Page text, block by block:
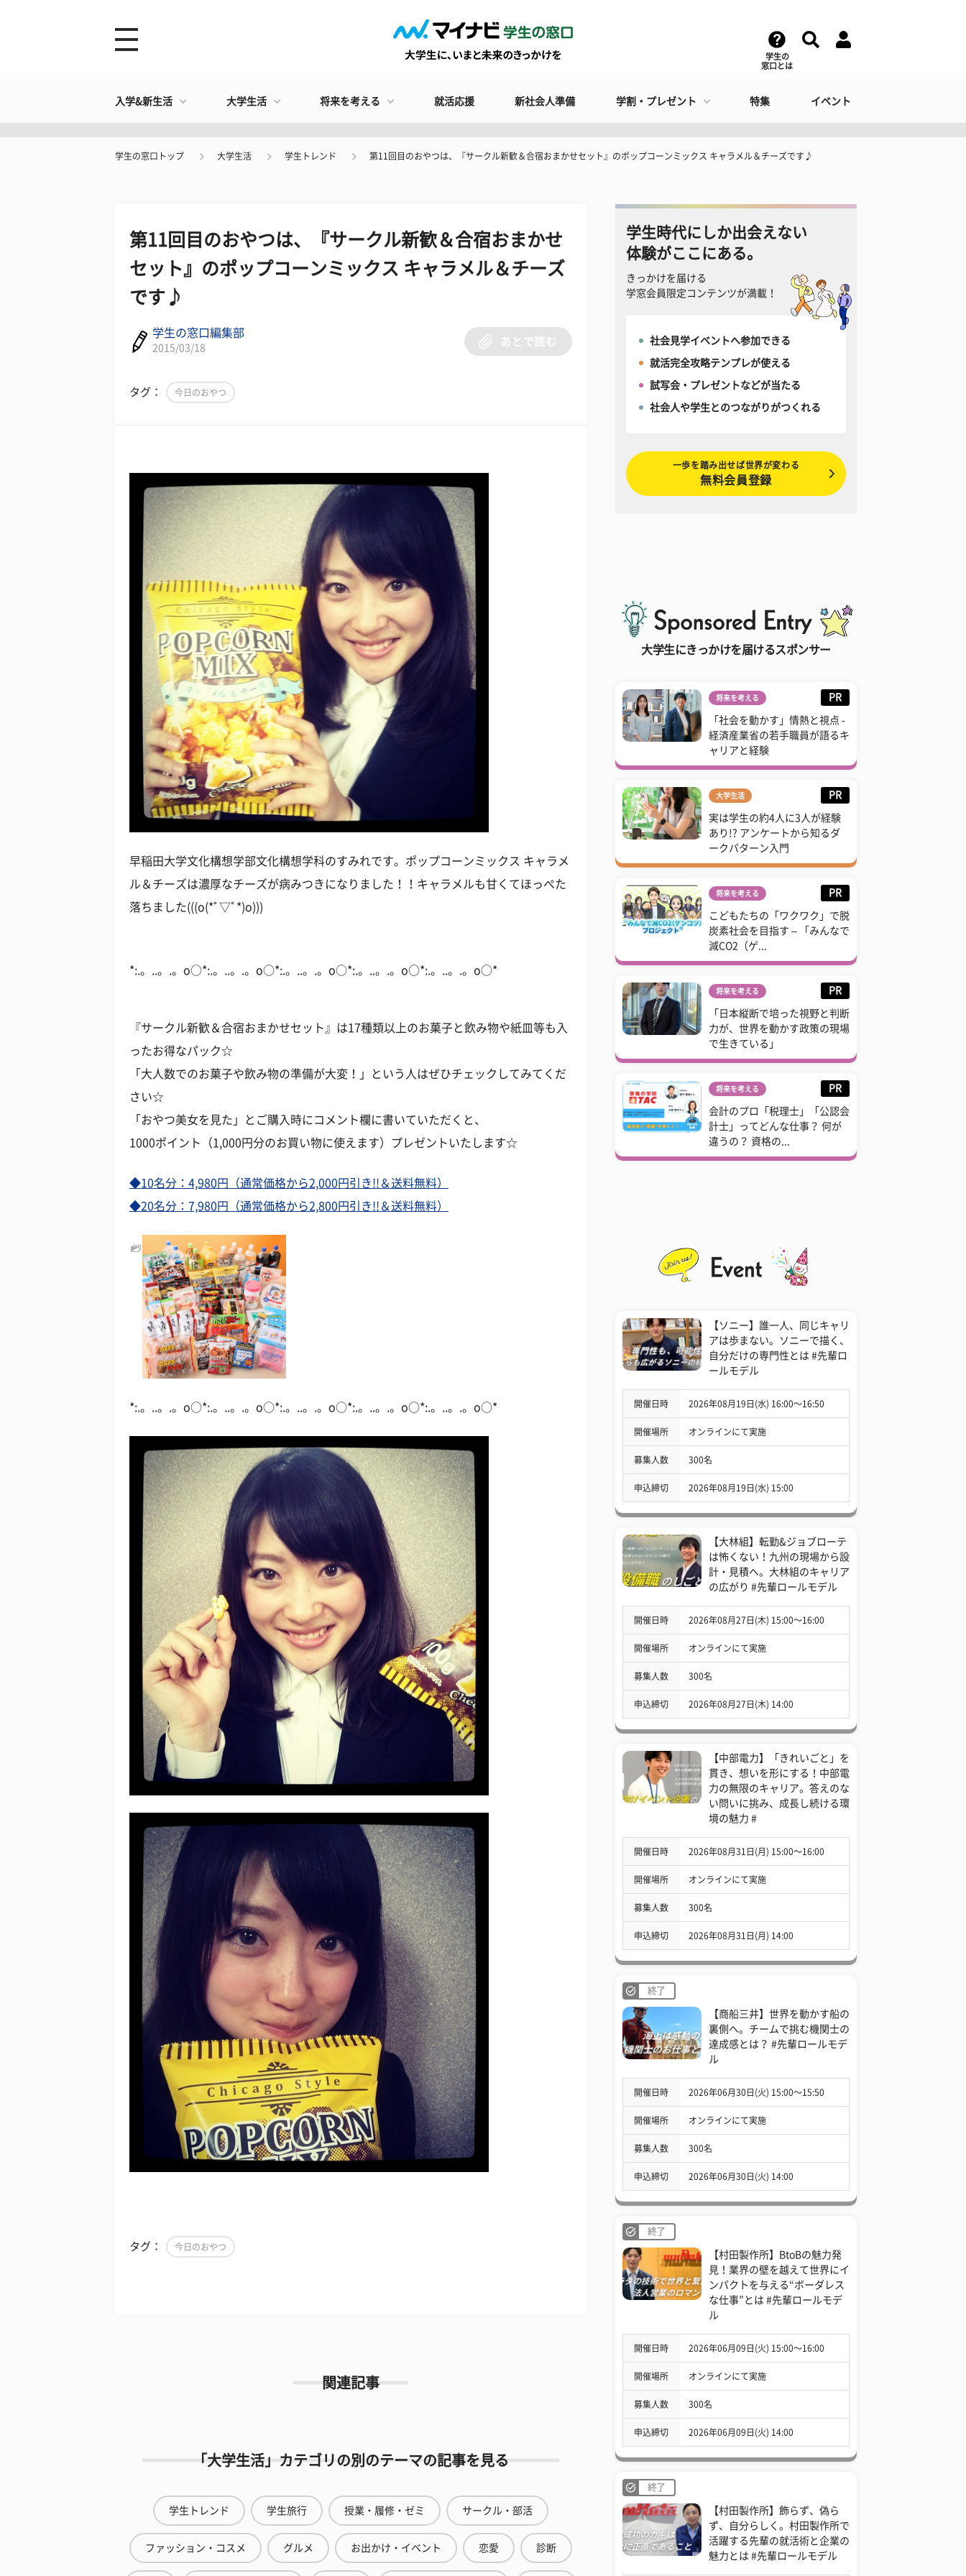
学生の
窓口とは
入学&新生活 大学生活 将来を考える 就活応援 新社会人準備 学割・プレゼント 特集 イベント
学生の窓口トップ 大学生活 学生トレンド 第11回目のおやつは、『サークル新歓＆合宿おまかせセット』のポップコーンミックス キャラメル＆チーズです♪
第11回目のおやつは、『サークル新歓＆合宿おまかせ
セット』のポップコーンミックス キャラメル＆チーズ
です♪
学生の窓口編集部
2015/03/18
あとで読む
タグ： 今日のおやつ
早稲田大学文化構想学部文化構想学科のすみれです。ポップコーンミックス キャラメ
ル＆チーズは濃厚なチーズが病みつきになりました！！キャラメルも甘くてほっぺた
落ちました(((o(*ﾟ▽ﾟ*)o)))
*:.。..。.。o○*:.。..。.。o○*:.。..。.。o○*:.。..。.。o○*:.。..。.。o○*
『サークル新歓＆合宿おまかせセット』は17種類以上のお菓子と飲み物や紙皿等も入
ったお得なパック☆
「大人数でのお菓子や飲み物の準備が大変！」という人はぜひチェックしてみてくだ
さい☆
「おやつ美女を見た」とご購入時にコメント欄に書いていただくと、
1000ポイント（1,000円分のお買い物に使えます）プレゼントいたします☆
◆10名分：4,980円（通常価格から2,000円引き!!＆送料無料）
◆20名分：7,980円（通常価格から2,800円引き!!＆送料無料）
*:.。..。.。o○*:.。..。.。o○*:.。..。.。o○*:.。..。.。o○*:.。..。.。o○*
タグ： 今日のおやつ
関連記事
「大学生活」カテゴリの別のテーマの記事を見る
学生トレンド 学生旅行 授業・履修・ゼミ サークル・部活
ファッション・コスメ グルメ お出かけ・イベント 恋愛 診断
学生時代にしか出会えない
体験がここにある。
きっかけを届ける
学窓会員限定コンテンツが満載！
社会見学イベントへ参加できる
就活完全攻略テンプレが使える
試写会・プレゼントなどが当たる
社会人や学生とのつながりがつくれる
一歩を踏み出せば世界が変わる
無料会員登録
大学生にきっかけを届けるスポンサー
将来を考える PR
「社会を動かす」情熱と視点 -
経済産業省の若手職員が語るキ
ャリアと経験
大学生活 PR
実は学生の約4人に3人が経験
あり!? アンケートから知るダ
ークパターン入門
将来を考える PR
こどもたちの「ワクワク」で脱
炭素社会を目指す – 「みんなで
減CO2（ゲ...
将来を考える PR
「日本縦断で培った視野と判断
力が、世界を動かす政策の現場
で生きている」
将来を考える PR
会計のプロ「税理士」「公認会
計士」ってどんな仕事？ 何が
違うの？ 資格の...
【ソニー】誰一人、同じキャリ
アは歩まない。ソニーで描く、
自分だけの専門性とは #先輩ロ
ールモデル
開催日時 2026年08月19日(水) 16:00〜16:50
開催場所 オンラインにて実施
募集人数 300名
申込締切 2026年08月19日(水) 15:00
【大林組】転勤&ジョブローテ
は怖くない！九州の現場から設
計・見積へ。大林組のキャリア
の広がり #先輩ロールモデル
開催日時 2026年08月27日(木) 15:00〜16:00
開催場所 オンラインにて実施
募集人数 300名
申込締切 2026年08月27日(木) 14:00
【中部電力】「きれいごと」を
貫き、想いを形にする！中部電
力の無限のキャリア。答えのな
い問いに挑み、成長し続ける環
境の魅力 #
開催日時 2026年08月31日(月) 15:00〜16:00
開催場所 オンラインにて実施
募集人数 300名
申込締切 2026年08月31日(月) 14:00
終了
【商船三井】世界を動かす船の
裏側へ。チームで挑む機関士の
達成感とは？ #先輩ロールモデ
ル
開催日時 2026年06月30日(火) 15:00〜15:50
開催場所 オンラインにて実施
募集人数 300名
申込締切 2026年06月30日(火) 14:00
終了
【村田製作所】BtoBの魅力発
見！業界の壁を越えて世界にイ
ンパクトを与える“ボーダレス
な仕事”とは #先輩ロールモデ
ル
開催日時 2026年06月09日(火) 15:00〜16:00
開催場所 オンラインにて実施
募集人数 300名
申込締切 2026年06月09日(火) 14:00
終了
【村田製作所】飾らず、偽ら
ず、自分らしく。村田製作所で
活躍する先輩の就活術と企業の
魅力とは #先輩ロールモデル